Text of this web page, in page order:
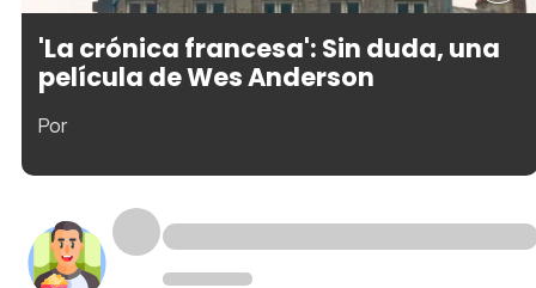
'La crónica francesa': Sin duda, una
película de Wes Anderson
Por